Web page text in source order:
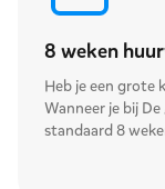
8 weken
Heb je een grote
Wanneer je bij
standaard 8